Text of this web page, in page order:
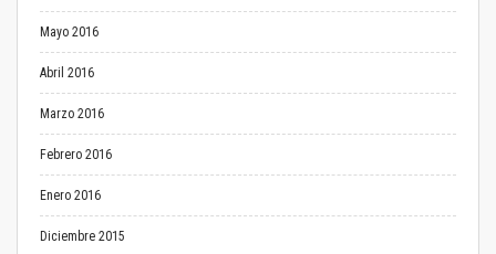
Mayo 2016
Abril 2016
Marzo 2016
Febrero 2016
Enero 2016
Diciembre 2015